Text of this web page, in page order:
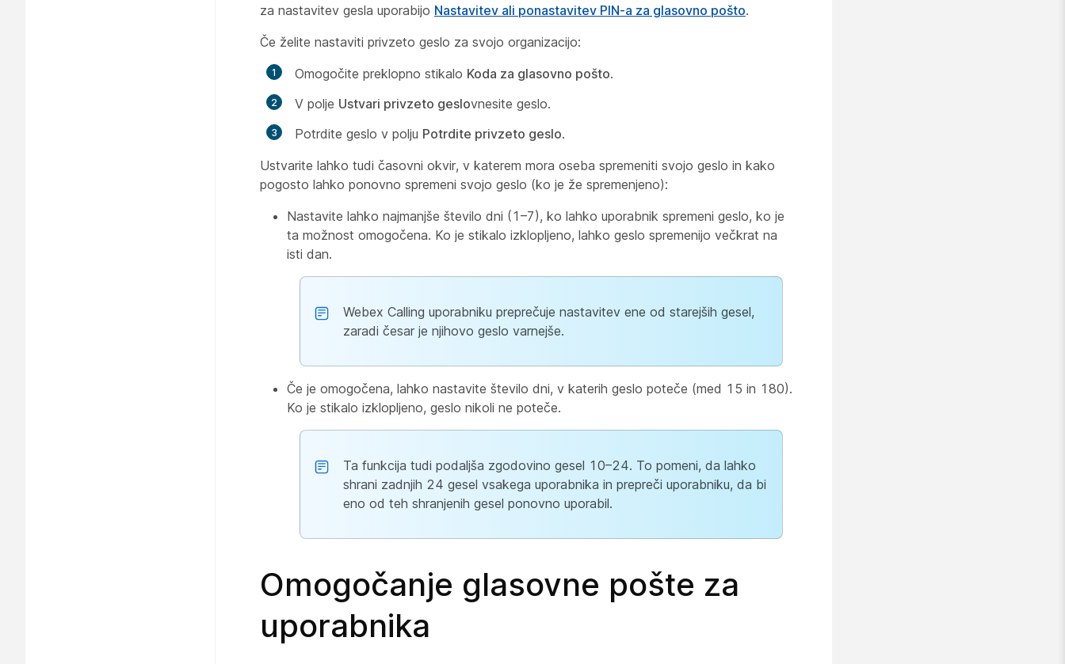
za nastavitev gesla uporabijo Nastavitev ali ponastavitev PIN-a za glasovno pošto.
Če želite nastaviti privzeto geslo za svojo organizacijo:
Omogočite preklopno stikalo Koda za glasovno pošto.
V polje Ustvari privzeto geslovnesite geslo.
Potrdite geslo v polju Potrdite privzeto geslo.
Ustvarite lahko tudi časovni okvir, v katerem mora oseba spremeniti svojo geslo in kako
pogosto lahko ponovno spremeni svojo geslo (ko je že spremenjeno):
Nastavite lahko najmanjše število dni (1–7), ko lahko uporabnik spremeni geslo, ko je
ta možnost omogočena. Ko je stikalo izklopljeno, lahko geslo spremenijo večkrat na
isti dan.
Webex Calling uporabniku preprečuje nastavitev ene od starejših gesel,
zaradi česar je njihovo geslo varnejše.
Če je omogočena, lahko nastavite število dni, v katerih geslo poteče (med 15 in 180).
Ko je stikalo izklopljeno, geslo nikoli ne poteče.
Ta funkcija tudi podaljša zgodovino gesel 10–24. To pomeni, da lahko
shrani zadnjih 24 gesel vsakega uporabnika in prepreči uporabniku, da bi
eno od teh shranjenih gesel ponovno uporabil.
Omogočanje glasovne pošte za
uporabnika